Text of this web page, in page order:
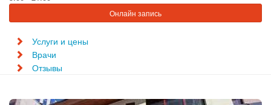
Онлайн запись
Услуги и цены
Врачи
Отзывы